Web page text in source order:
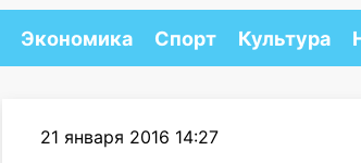
Экономика Спорт Культура
21 января 2016 14:27